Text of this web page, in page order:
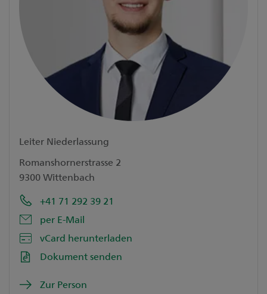
Leiter Niederlassung
Romanshornerstrasse 2
9300 Wittenbach
+41 71 292 39 21
per E-Mail
vCard herunterladen
Dokument senden
Zur Person